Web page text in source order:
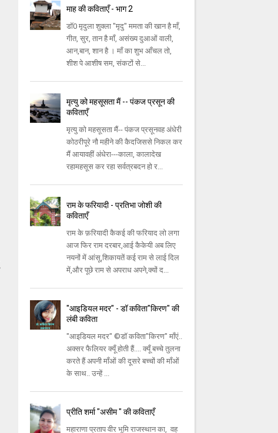
माह की कविताएँ - भाग 2
डॉ0 मृदुला शुक्ला "मृदु" ममता की खान है माँ,
गीत, सुर, तान है माँ, असंख्य दुआओं वाली,
आन,बान, शान है । माँ का शुभ आँचल तो,
शीश पे आशीष सम, संकटों से...
मृत्यु को महसूसता मैं -- पंकज प्रसून की
कविताएँ
मृत्यु को महसूसता मैं-- पंकज प्रसूनवह अंधेरी
कोठरीपूरे नौ महीने की कैदजिससे निकल कर
मैं आयावहीं अंधेरा---काला, कालादेख
रहामहसूस कर रहा सर्वत्रबदन हो र...
राम के फरियादी - प्रतिभा जोशी की
कविताएँ
राम के फ़रियादी कैकई की फरियाद लो लगा
आज फिर राम दरबार,आई कैकेयी अब लिए
नयनों में आंसू,शिकायतें कई राम से लाई दिल
में,और पूछे राम से अपराध अपने,क्यों द...
"आइडियल मदर" - डॉ कविता"किरण" की
लंबी कविता
"आइडियल मदर" ©डॉ कविता"किरण" माँएं..
अक्सर फैलियर क्यूँ होती हैं.... क्यूँ बच्चे तुलना
करते हैं अपनी माँओं की दूसरे बच्चों की माँओं
के साथ.. उन्हें ...
प्रीति शर्मा "असीम " की कविताएँ
महाराणा प्रताप वीर भूमि राजस्थान का, वह